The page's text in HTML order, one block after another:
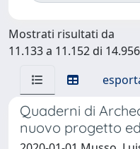
Mostrati risultati da
11.133 a 11.152 di 14.956
Quaderni di
nuovo progetto